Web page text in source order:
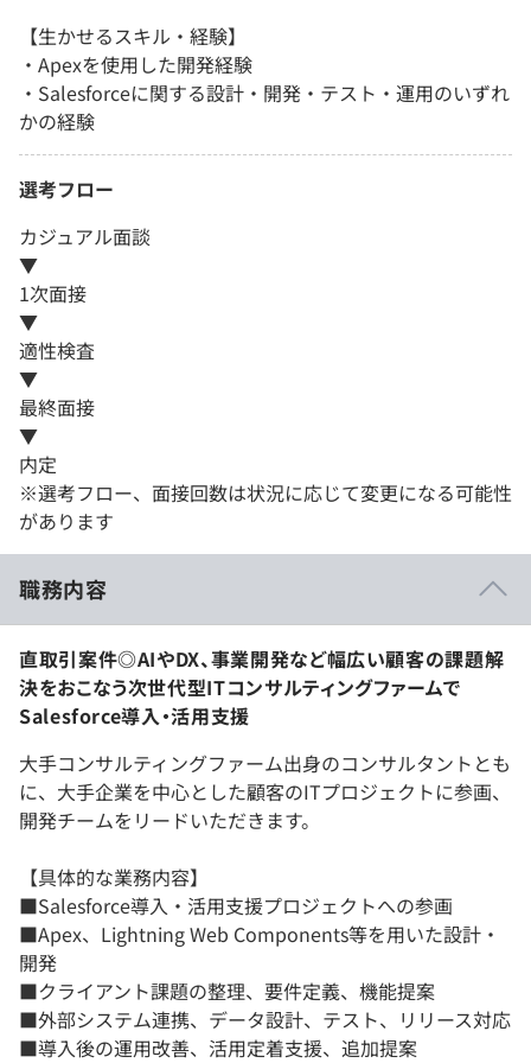
【生かせるスキル・経験】
・Apexを使用した開発経験
・Salesforceに関する設計・開発・テスト・運用のいずれ
かの経験
選考フロー
カジュアル面談
▼
1次面接
▼
適性検査
▼
最終面接
▼
内定
※選考フロー、面接回数は状況に応じて変更になる可能性
があります
職務内容
直取引案件◎AIやDX、事業開発など幅広い顧客の課題解
決をおこなう次世代型ITコンサルティングファームで
Salesforce導入・活用支援
大手コンサルティングファーム出身のコンサルタントとも
に、大手企業を中心とした顧客のITプロジェクトに参画、
開発チームをリードいただきます。
【具体的な業務内容】
■Salesforce導入・活用支援プロジェクトへの参画
■Apex、Lightning Web Components等を用いた設計・
開発
■クライアント課題の整理、要件定義、機能提案
■外部システム連携、データ設計、テスト、リリース対応
■導入後の運用改善、活用定着支援、追加提案